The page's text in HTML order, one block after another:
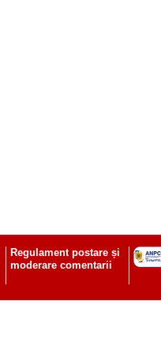
Regulament postare și
moderare comentarii